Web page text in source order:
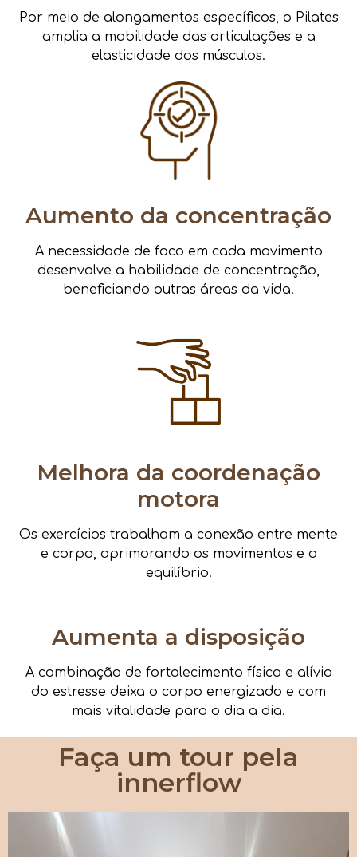
Por meio de alongamentos específicos, o Pilates
amplia a mobilidade das articulações e a
elasticidade dos músculos.
Aumento da concentração
A necessidade de foco em cada movimento
desenvolve a habilidade de concentração,
beneficiando outras áreas da vida.
Melhora da coordenação
motora
Os exercícios trabalham a conexão entre mente
e corpo, aprimorando os movimentos e o
equilíbrio.
Aumenta a disposição
A combinação de fortalecimento físico e alívio
do estresse deixa o corpo energizado e com
mais vitalidade para o dia a dia.
Faça um tour pela
innerflow